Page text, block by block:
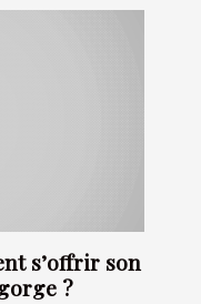
s’offrir son
?